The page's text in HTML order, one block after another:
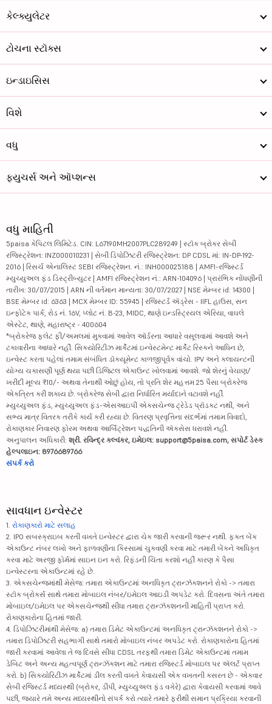
કેલ્ક્યુલેટર
ટોચના સ્ટૉક્સ
ઇન્ડાઇસિસ
વિશે
વધુ
ફ્યુચર્સ અને ઑપ્શન્સ
વધુ માહિતી
5paisa કેપિટલ લિમિટેડ. CIN: L67190MH2007PLC289249 | સ્ટૉક બ્રોકર સેબી
રજિસ્ટ્રેશન: INZ000010231 | સેબી ડિપોઝિટરી રજિસ્ટ્રેશન: DP CDSL માં: IN-DP-192-
2016 | રિસર્ચ એનાલિસ્ટ SEBI રજિસ્ટ્રેશન. નં.: INH000025188 | AMFI-રજિસ્ટર્ડ
મ્યુચ્યુઅલ ફંડ ડિસ્ટ્રીબ્યુટર | AMFI રજિસ્ટ્રેશન નં.: ARN-104096 | પ્રારંભિક નોંધણીની
તારીખ: 30/07/2015 | ARN ની વર્તમાન માન્યતા: 30/07/2027 | NSE મેમ્બર id: 14300 |
BSE મેમ્બર id: 6363 | MCX મેમ્બર ID: 55945 | રજિસ્ટર્ડ ઍડ્રેસ - IIFL હાઉસ, સન
ઇન્ફોટેક પાર્ક, રોડ નં. 16V, પ્લોટ નં. B-23, MIDC, થાણે ઇન્ડસ્ટ્રિયલ એરિયા, વાઘલે
એસ્ટેટ, થાણે, મહારાષ્ટ્ર - 400604
*બ્રોકરેજ ફ્લેટ ફી/અમલમાં મુકવામાં આવેલ ઑર્ડરના આધારે વસૂલવામાં આવશે અને
ટકાવારીના આધારે નહીં. સિક્યોરિટીઝ માર્કેટમાં ઇન્વેસ્ટમેન્ટ માર્કેટ રિસ્કને આધિન છે,
ઇન્વેસ્ટ કરતા પહેલાં તમામ સંબંધિત ડૉક્યૂમેન્ટ કાળજીપૂર્વક વાંચો. IPV અને ક્લાયન્ટની
યોગ્ય ચકાસણી પૂર્ણ થયા પછી ડિજિટલ એકાઉન્ટ ખોલવામાં આવશે. જો શેરનું વેચાણ/
ખરીદી મૂલ્ય ₹10/- અથવા તેનાથી ઓછું હોય, તો પ્રતિ શેર મહત્તમ 25 પૈસા બ્રોકરેજ
એકત્રિત કરી શકાય છે. બ્રોકરેજ સેબી દ્વારા નિર્ધારિત મર્યાદાને વટાવશે નહીં.
મ્યુચ્યુઅલ ફંડ, મ્યુચ્યુઅલ ફંડ-એસઆઇપી એક્સચેન્જ ટ્રેડેડ પ્રૉડક્ટ નથી, અને
સભ્ય માત્ર વિતરક તરીકે કાર્ય કરી રહ્યા છે. વિતરણ પ્રવૃત્તિના સંદર્ભમાં તમામ વિવાદો,
રોકાણકાર નિવારણ ફોરમ અથવા આર્બિટ્રેશન પદ્ધતિની ઍક્સેસ ધરાવશે નહીં.
અનુપાલન અધિકારી: શ્રી. રવિન્દ્ર કલ્વંકર, ઇમેઇલ: support@5paisa.com, સપોર્ટ ડેસ્ક
હેલ્પલાઇન: 8976689766
સંપર્ક કરો
સાવધાન ઇન્વેસ્ટર
1. રોકાણકારો માટે સલાહ
2. IPO સબસ્ક્રાઇબ કરતી વખતે ઇન્વેસ્ટર દ્વારા ચેક જારી કરવાની જરૂર નથી. ફક્ત બેંક
એકાઉન્ટ નંબર લખો અને ફાળવણીના કિસ્સામાં ચુકવણી કરવા માટે તમારી બેંકને અધિકૃત
કરવા માટે અરજી ફોર્મમાં સાઇન ઇન કરો. રિફંડની ચિંતા કરશો નહીં કારણ કે પૈસા
ઇન્વેસ્ટરના એકાઉન્ટમાં રહે છે.
3. એક્સચેન્જમાંથી મેસેજ: તમારા એકાઉન્ટમાં અનધિકૃત ટ્રાન્ઝૅક્શનને રોકો -> તમારા
સ્ટૉક બ્રોકર્સ સાથે તમારા મોબાઇલ નંબર/ઇમેઇલ આઇડી અપડેટ કરો. દિવસના અંતે તમારા
મોબાઇલ/ઇમેઇલ પર એક્સચેન્જથી સીધા તમારા ટ્રાન્ઝૅક્શનની માહિતી પ્રાપ્ત કરો.
રોકાણકારોના હિતમાં જારી.
4. ડિપોઝિટરીમાંથી મેસેજ: a) તમારા ડિમેટ એકાઉન્ટમાં અનધિકૃત ટ્રાન્ઝૅક્શનને રોકો ->
તમારા ડિપોઝિટરી સહભાગી સાથે તમારો મોબાઇલ નંબર અપડેટ કરો. રોકાણકારોના હિતમાં
જારી કરવામાં આવેલા તે જ દિવસે સીધા CDSL તરફથી તમારા ડિમેટ એકાઉન્ટમાં તમામ
ડેબિટ અને અન્ય મહત્વપૂર્ણ ટ્રાન્ઝૅક્શન માટે તમારા રજિસ્ટર્ડ મોબાઇલ પર ઍલર્ટ પ્રાપ્ત
કરો. b) સિક્યોરિટીઝ માર્કેટમાં ડીલ કરતી વખતે કેવાયસી એક વખતની કસરત છે - એકવાર
સેબી રજિસ્ટર્ડ મધ્યસ્થી (બ્રોકર, ડીપી, મ્યુચ્યુઅલ ફંડ વગેરે) દ્વારા કેવાયસી કરવામાં આવે
પછી, જ્યારે તમે અન્ય મધ્યસ્થીનો સંપર્ક કરો ત્યારે તમારે ફરીથી સમાન પ્રક્રિયા કરવાની